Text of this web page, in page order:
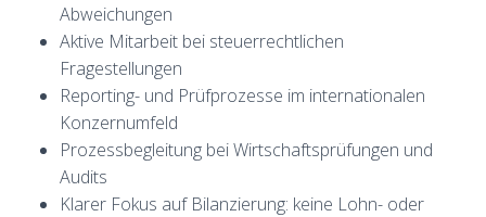
Abweichungen
Aktive Mitarbeit bei steuerrechtlichen
Fragestellungen
Reporting- und Prüfprozesse im internationalen
Konzernumfeld
Prozessbegleitung bei Wirtschaftsprüfungen und
Audits
Klarer Fokus auf Bilanzierung: keine Lohn- oder